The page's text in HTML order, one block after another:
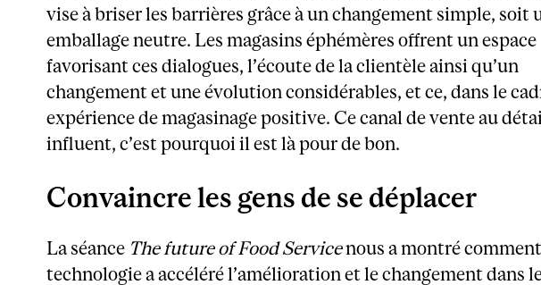
vise à briser les barrières grâce à un changement simple, soit
emballage neutre. Les magasins éphémères offrent un espace
favorisant ces dialogues, l’écoute de la clientèle ainsi qu’un
changement et une évolution considérables, et ce, dans le
expérience de magasinage positive. Ce canal de vente au
influent, c’est pourquoi il est là pour de bon.
Convaincre les gens de se déplacer
La séance The future of Food Servicenous a montré
technologie a accéléré l’amélioration et le changement dans